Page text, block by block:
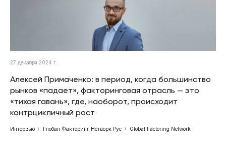
27 декабря 2024 г.
Алексей Примаченко: в период, когда большинство
рынков «падает», факторинговая отрасль — это
«тихая гавань», где, наоборот, происходит
контрцикличный рост
Интервью Глобал Факторинг Нетворк Рус Global Factoring Network